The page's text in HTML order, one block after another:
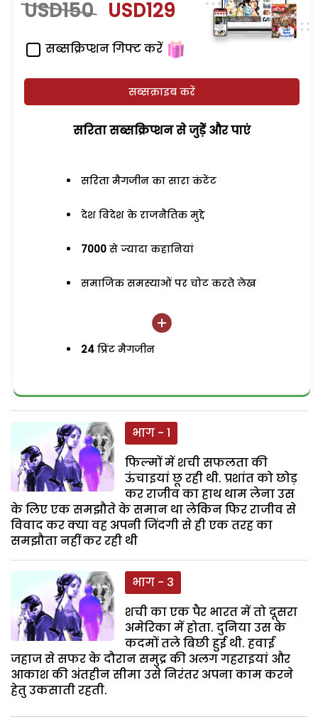
USD150 USD129
सब्सक्रिप्शन गिफ्ट करें
सब्सक्राइब करें
सरिता सब्सक्रिप्शन से जुड़ेें और पाएं
सरिता मैगजीन का सारा कंटेंट
देश विदेश के राजनैतिक मुद्दे
7000 से ज्यादा कहानियां
समाजिक समस्याओं पर चोट करते लेख
24 प्रिंट मैगजीन
भाग - 1
फिल्मों में शची सफलता की
ऊंचाइयां छू रही थी. प्रशांत को छोड़
कर राजीव का हाथ थाम लेना उस
के लिए एक समझौते के समान था लेकिन फिर राजीव से
विवाद कर क्या वह अपनी जिंदगी से ही एक तरह का
समझौता नहीं कर रही थी
भाग - 3
शची का एक पैर भारत में तो दूसरा
अमेरिका में होता. दुनिया उस के
कदमों तले बिछी हुई थी. हवाई
जहाज से सफर के दौरान समुद्र की अलग गहराइयां और
आकाश की अंतहीन सीमा उसे निरंतर अपना काम करने
हेतु उकसाती रहती.